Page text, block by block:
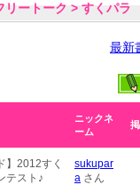
最新
リートーク > すくパラ
ニックネ
ーム
】2012すく
テスト♪
sukupar
a さん